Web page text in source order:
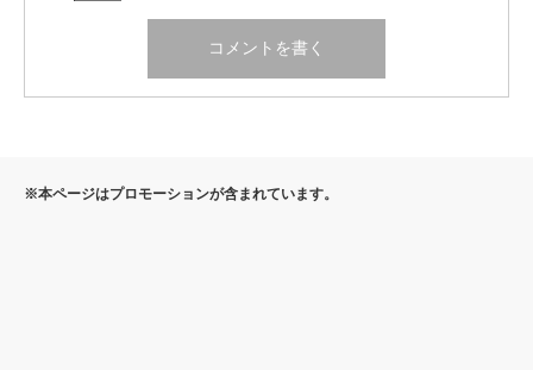
※本ページはプロモーションが含まれています。